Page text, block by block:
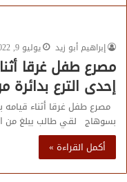
إبراهيم أبو زيد
يوليو 9, 2022
مصرع طفل غرقا
إحدى الترع
مصرع طفل غرقا أثناء قيامه
بسوهاج لقي طالب يبلغ من
أكمل القراءة »